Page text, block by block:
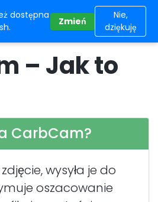
dostępna
Zmień
Nie,
dziękuję
– Jak to
CarbCam?
wysyła je do
oszacowanie